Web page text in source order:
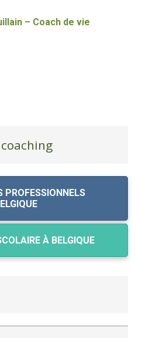
– Coach de vie
PROFESSIONNELS
À BELGIQUE